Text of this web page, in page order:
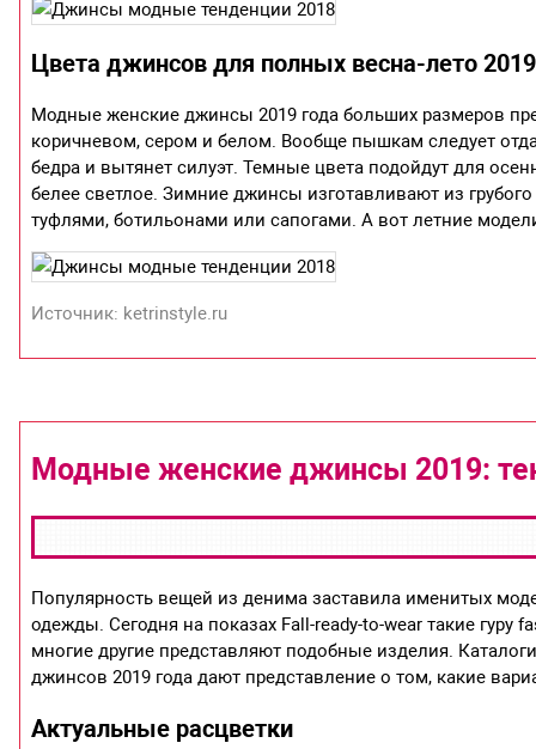
Цвета джинсов для полных весна-лето
Модные женские джинсы 2019 года больших размеров
коричневом, сером и белом. Вообще пышкам следует
бедра и вытянет силуэт. Темные цвета подойдут для
белее светлое. Зимние джинсы изготавливают из
туфлями, ботильонами или сапогами. А вот летние
Источник: ketrinstyle.ru
Модные женские джинсы 2019:
Популярность вещей из денима заставила именитых
одежды. Сегодня на показах Fall-ready-to-wear такие гуру
многие другие представляют подобные изделия.
джинсов 2019 года дают представление о том, какие
Актуальные расцветки